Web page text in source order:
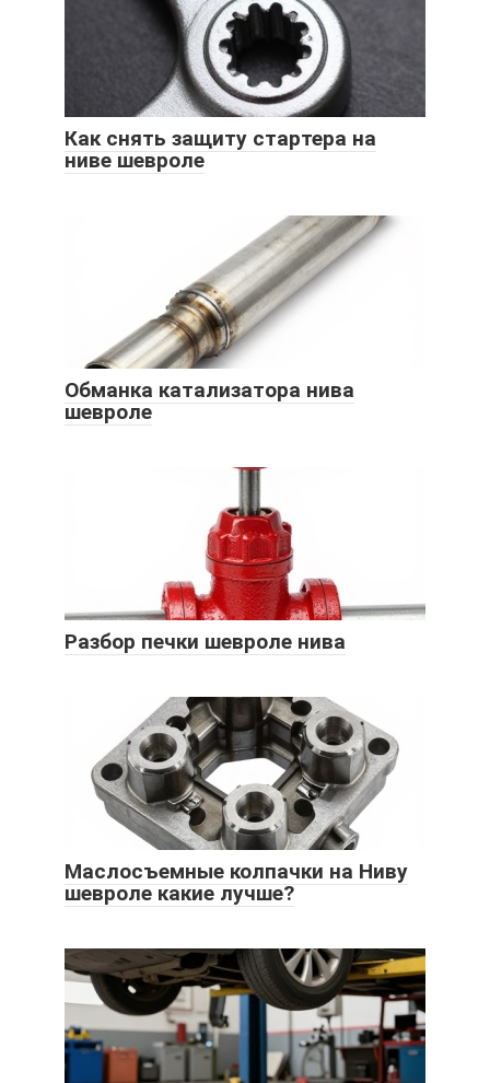
Как снять защиту стартера на
ниве шевроле
Обманка катализатора нива
шевроле
Разбор печки шевроле нива
Маслосъемные колпачки на Ниву
шевроле какие лучше?